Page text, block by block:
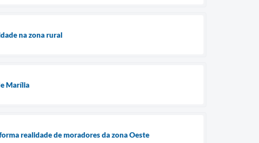
na zona rural
Marília
realidade de moradores da zona Oeste